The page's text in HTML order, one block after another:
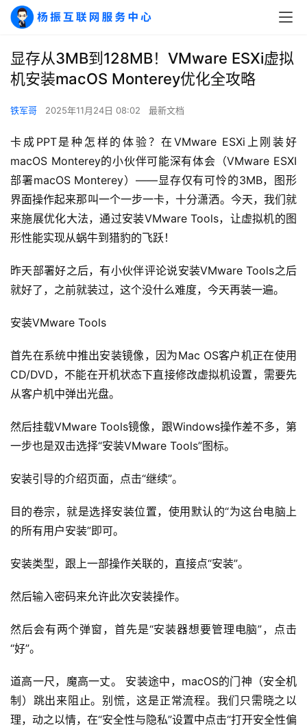
显存从3MB到128MB！VMware ESXi虚拟
机安装macOS Monterey优化全攻略
铁军哥 2025年11月24日 08:02 最新文档
卡成PPT是种怎样的体验？在VMware ESXi上刚装好
macOS Monterey的小伙伴可能深有体会（VMware ESXI
部署macOS Monterey）——显存仅有可怜的3MB，图形
界面操作起来那叫一个一步一卡，十分潇洒。今天，我们就
来施展优化大法，通过安装VMware Tools，让虚拟机的图
形性能实现从蜗牛到猎豹的飞跃！
昨天部署好之后，有小伙伴评论说安装VMware Tools之后
就好了，之前就装过，这个没什么难度，今天再装一遍。
安装VMware Tools
首先在系统中推出安装镜像，因为Mac OS客户机正在使用
CD/DVD，不能在开机状态下直接修改虚拟机设置，需要先
从客户机中弹出光盘。
然后挂载VMware Tools镜像，跟Windows操作差不多，第
一步也是双击选择“安装VMware Tools”图标。
安装引导的介绍页面，点击“继续”。
目的卷宗，就是选择安装位置，使用默认的“为这台电脑上
的所有用户安装”即可。
安装类型，跟上一部操作关联的，直接点“安装”。
然后输入密码来允许此次安装操作。
然后会有两个弹窗，首先是“安装器想要管理电脑”，点击
“好”。
道高一尺，魔高一丈。 安装途中，macOS的门神（安全机
制）跳出来阻止。别慌，这是正常流程。我们只需晓之以
理，动之以情，在“安全性与隐私”设置中点击“打开安全性偏